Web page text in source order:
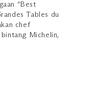
“Best
Tables du
chef
Michelin,